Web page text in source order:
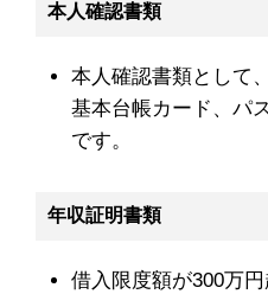
本人確認書類
本人確認書類として
基本台帳カード、パ
です。
年収証明書類
借入限度額が300万